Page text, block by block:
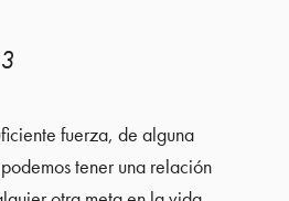
fuerza, de alguna
tener una relación